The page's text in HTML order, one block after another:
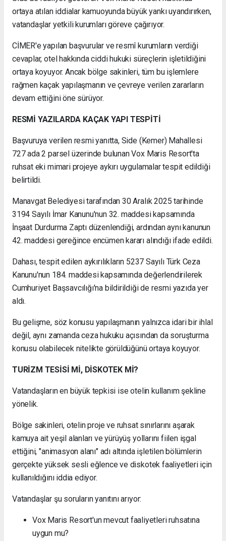
ortaya atılan iddialar kamuoyunda büyük yankı uyandırırken,
vatandaşlar yetkili kurumları göreve çağırıyor.
CİMER'e yapılan başvurular ve resmî kurumların verdiği
cevaplar, otel hakkında ciddi hukuki süreçlerin işletildiğini
ortaya koyuyor. Ancak bölge sakinleri, tüm bu işlemlere
rağmen kaçak yapılaşmanın ve çevreye verilen zararların
devam ettiğini öne sürüyor.
RESMİ YAZILARDA KAÇAK YAPI TESPİTİ
Başvuruya verilen resmi yanıtta, Side (Kemer) Mahallesi
727 ada 2 parsel üzerinde bulunan Vox Maris Resort'ta
ruhsat eki mimari projeye aykırı uygulamalar tespit edildiği
belirtildi.
Manavgat Belediyesi tarafından 30 Aralık 2025 tarihinde
3194 Sayılı İmar Kanunu'nun 32. maddesi kapsamında
İnşaat Durdurma Zaptı düzenlendiği, ardından aynı kanunun
42. maddesi gereğince encümen kararı alındığı ifade edildi.
Dahası, tespit edilen aykırılıkların 5237 Sayılı Türk Ceza
Kanunu'nun 184. maddesi kapsamında değerlendirilerek
Cumhuriyet Başsavcılığı'na bildirildiği de resmi yazıda yer
aldı.
Bu gelişme, söz konusu yapılaşmanın yalnızca idari bir ihlal
değil, aynı zamanda ceza hukuku açısından da soruşturma
konusu olabilecek nitelikte görüldüğünü ortaya koyuyor.
TURİZM TESİSİ Mİ, DİSKOTEK Mİ?
Vatandaşların en büyük tepkisi ise otelin kullanım şekline
yönelik.
Bölge sakinleri, otelin proje ve ruhsat sınırlarını aşarak
kamuya ait yeşil alanları ve yürüyüş yollarını fiilen işgal
ettiğini, "animasyon alanı" adı altında işletilen bölümlerin
gerçekte yüksek sesli eğlence ve diskotek faaliyetleri için
kullanıldığını iddia ediyor.
Vatandaşlar şu soruların yanıtını arıyor:
Vox Maris Resort'un mevcut faaliyetleri ruhsatına
uygun mu?